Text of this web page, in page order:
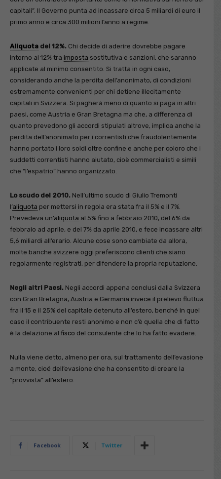
capitali”. Il Governo punta ad incassare circa 5 miliardi di euro il
primo anno e circa 300 milioni l’anno a regime.
Aliquota del 12%. Chi decide di aderire dovrebbe pagare
intorno al 12% tra imposta sostitutiva e sanzioni, che saranno
applicate al minimo consentito. Si tratta in ogni caso,
considerando anche la perdita dell’anonimato, di condizioni
estremamente convenienti per chi detiene illecitamente
capitali in Svizzera. Si pagherà meno di quanto si paga in altri
paesi, come Austria e Gran Bretagna ma che, a differenza di
quanto prevedono gli accordi stipulati altrove, implica anche la
perdita dell’anonimato per i correntisti che fraudolentemente
hanno portato i loro soldi oltre confine e anche per coloro che i
suddetti correntisti hanno aiutato, cioè commercialisti e simili
che “l’espatrio” hanno organizzato.
Lo scudo del 2010. Nell’ultimo scudo di Giulio Tremonti
l’aliquota per mettersi in regola era stata fra il 5% e il 7%.
Prevedeva un’aliquota al 5% fino a febbraio 2010, del 6% da
febbraio ad aprile, e del 7% da aprile 2010, e fece incassare altri
5,6 miliardi all’erario. Alcune cose sono cambiate da allora,
molte banche svizzere oggi preferiscono clienti che siano
regolarmente registrati, per difendere la propria reputazione.
Negli altri Paesi. Negli accordi appena conclusi dalla Svizzera
con Gran Bretagna, Austria e Germania invece il prelievo fluttua
fra il 15 e il 25% del capitale detenuto all’estero, benché in quel
caso il contribuente resti anonimo e non c’è quella che di fatto
è la delazione al fisco del consulente che lo ha fatto evadere.
Nulla viene detto, almeno per ora, sul trattamento dell’evasione
a monte, cioé dell’evasione che ha consentito di creare la
“provvista” all’estero.
Facebook Twitter